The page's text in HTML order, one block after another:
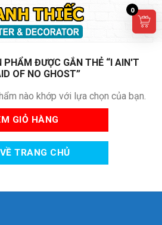
PHẨM ĐƯỢC GẮN THẺ “I AIN'T
OF NO GHOST”
nào khớp với lựa chọn của bạn.
GIỎ HÀNG
TRANG CHỦ
0